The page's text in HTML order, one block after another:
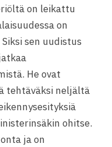
on leikattu
on
sen uudistus
He ovat
tehtäväksi neljältä
ohitse.
ja on